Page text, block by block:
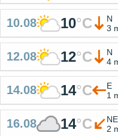
10.08 10°C
N
3
12.08 12°C
N
4
14.08 14°C
E
1
16.08 14°C
NE
2